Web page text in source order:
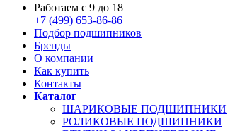
Работаем с 9 до 18
+7 (499) 653-86-86
Подбор подшипников
Бренды
О компании
Как купить
Контакты
Каталог
ШАРИКОВЫЕ ПОДШИПНИКИ
РОЛИКОВЫЕ ПОДШИПНИКИ